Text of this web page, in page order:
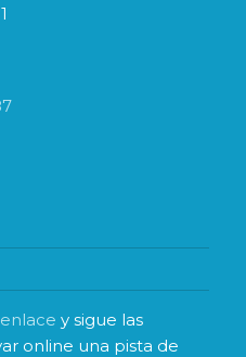
enlace y sigue las
online una pista de